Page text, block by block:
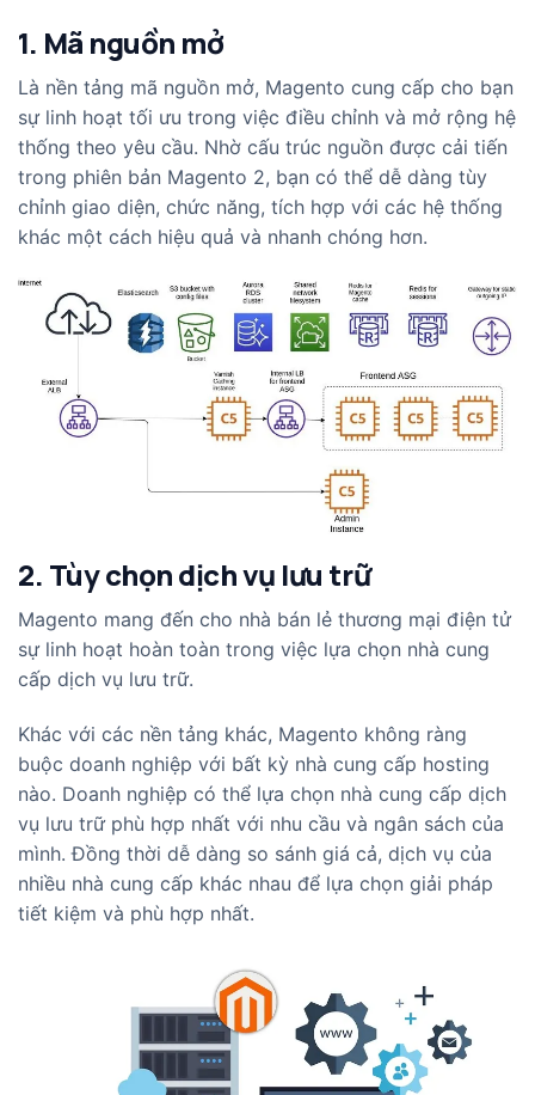
1. Mã nguồn mở
Là nền tảng mã nguồn mở, Magento cung cấp cho bạn
sự linh hoạt tối ưu trong việc điều chỉnh và mở rộng hệ
thống theo yêu cầu. Nhờ cấu trúc nguồn được cải tiến
trong phiên bản Magento 2, bạn có thể dễ dàng tùy
chỉnh giao diện, chức năng, tích hợp với các hệ thống
khác một cách hiệu quả và nhanh chóng hơn.
2. Tùy chọn dịch vụ lưu trữ
Magento mang đến cho nhà bán lẻ thương mại điện tử
sự linh hoạt hoàn toàn trong việc lựa chọn nhà cung
cấp dịch vụ lưu trữ.
Khác với các nền tảng khác, Magento không ràng
buộc doanh nghiệp với bất kỳ nhà cung cấp hosting
nào. Doanh nghiệp có thể lựa chọn nhà cung cấp dịch
vụ lưu trữ phù hợp nhất với nhu cầu và ngân sách của
mình. Đồng thời dễ dàng so sánh giá cả, dịch vụ của
nhiều nhà cung cấp khác nhau để lựa chọn giải pháp
tiết kiệm và phù hợp nhất.